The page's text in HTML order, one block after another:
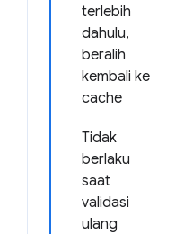
terlebih
dahulu,
beralih
kembali ke
cache
Tidak
berlaku
saat
validasi
ulang